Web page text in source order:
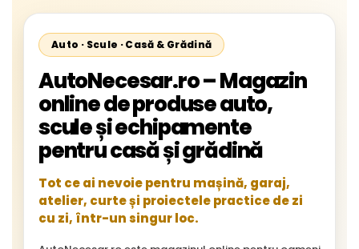
Auto · Scule · Casă & Grădină
AutoNecesar.ro – Magazin
online de produse auto,
scule și echipamente
pentru casă și grădină
Tot ce ai nevoie pentru mașină, garaj,
atelier, curte și proiectele practice de zi
cu zi, într-un singur loc.